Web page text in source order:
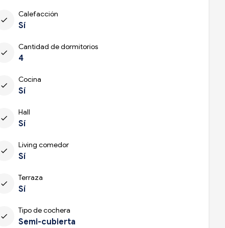
check
Calefacción
Sí
check
Cantidad de dormitorios
4
check
Cocina
Sí
check
Hall
Sí
check
Living comedor
Sí
check
Terraza
Sí
check
Tipo de cochera
Semi-cubierta